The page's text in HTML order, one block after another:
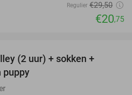
Regulier €29,50
€20,75
(2 uur) + sokken +
puppy